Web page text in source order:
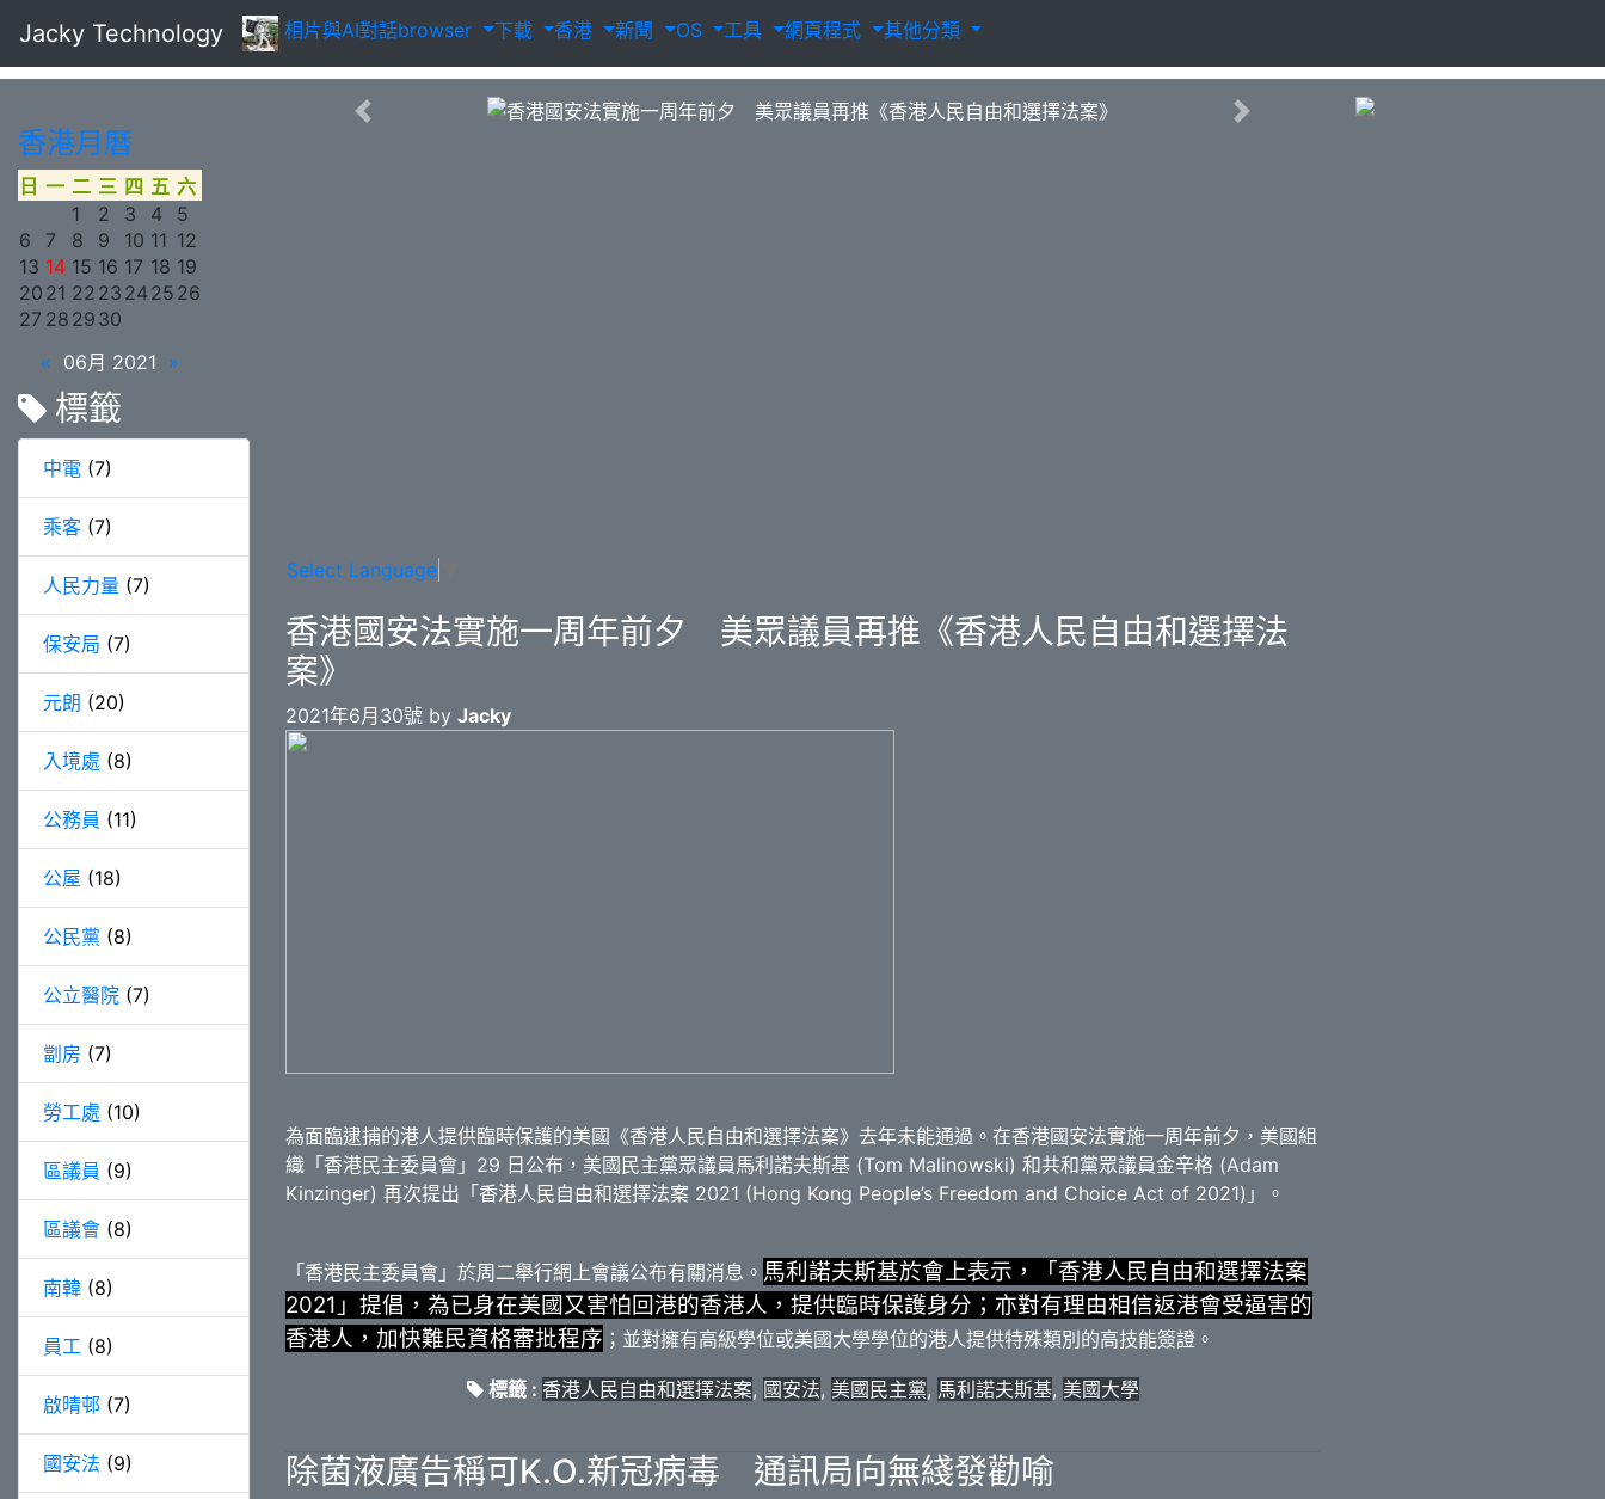
Jacky Technology 相片與AI對話browser 下載 香港 新聞 OS 工具 網頁程式 其他分類
香港月曆
« 06月 2021 »
日 一 二 三 四 五 六
1
2 3 4
5
6
7 8 9 10 11 12
13 14 15 16 17 18 19
20 21 22 23 24 25 26
27 28 29 30
標籤
中電 (7)
乘客 (7)
人民力量 (7)
保安局 (7)
元朗 (20)
入境處 (8)
公務員 (11)
公屋 (18)
公民黨 (8)
公立醫院 (7)
劏房 (7)
勞工處 (10)
區議員 (9)
區議會 (8)
南韓 (8)
員工 (8)
啟晴邨 (7)
國安法 (9)
Select Language
香港國安法實施一周年前夕 美眾議員再推《香港人民自由和選擇法
案》
2021年6月30號 by Jacky
為面臨逮捕的港人提供臨時保護的美國《香港人民自由和選擇法案》去年未能通過。在香港國安法實施一周年前夕，美國組
織「香港民主委員會」29 日公布，美國民主黨眾議員馬利諾夫斯基 (Tom Malinowski) 和共和黨眾議員金辛格 (Adam
Kinzinger) 再次提出「香港人民自由和選擇法案 2021 (Hong Kong People’s Freedom and Choice Act of 2021)」。
「香港民主委員會」於周二舉行網上會議公布有關消息。 馬利諾夫斯基於會上表示，「香港人民自由和選擇法案
2021」提倡，為已身在美國又害怕回港的香港人，提供臨時保護身分；亦對有理由相信返港會受逼害的
香港人，加快難民資格審批程序 ；並對擁有高級學位或美國大學學位的港人提供特殊類別的高技能簽證。
標籤 : 香港人民自由和選擇法案, 國安法, 美國民主黨, 馬利諾夫斯基, 美國大學
除菌液廣告稱可K.O.新冠病毒 通訊局向無綫發勸喻